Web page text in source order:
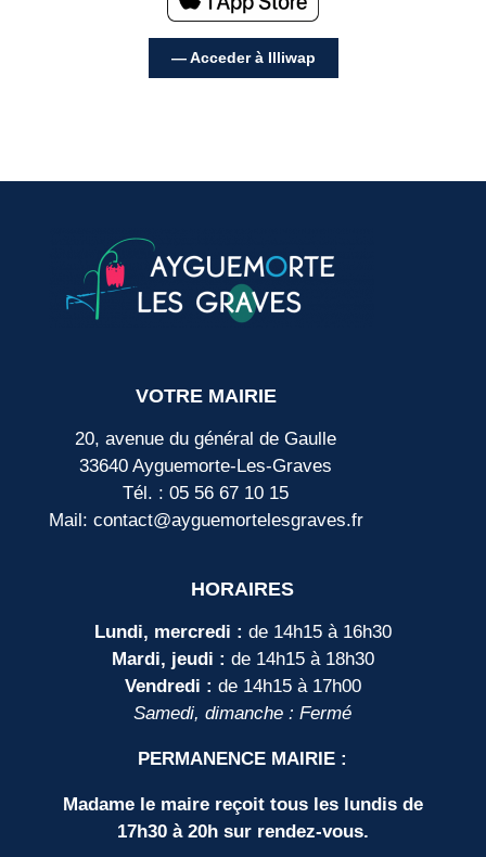
— Acceder à Illiwap
VOTRE MAIRIE
20, avenue du général de Gaulle
33640 Ayguemorte-Les-Graves
Tél. : 05 56 67 10 15
Mail: contact@ayguemortelesgraves.fr
HORAIRES
Lundi, mercredi : de 14h15 à 16h30
Mardi, jeudi : de 14h15 à 18h30
Vendredi : de 14h15 à 17h00
Samedi, dimanche : Fermé
PERMANENCE MAIRIE :
Madame le maire reçoit tous les lundis de
17h30 à 20h sur rendez-vous.